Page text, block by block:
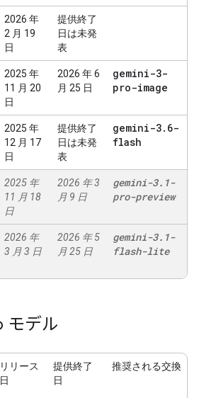
2026 年
2 月 19
日
提供終了
日は未発
表
2025 年
11 月 20
日
2026 年 6
月 25 日
gemini-3-
pro-image
2025 年
12 月 17
日
提供終了
日は未発
表
gemini-3. 6-
flash
2025 年
11 月 18
日
2026 年 3
月 9 日
gemini-3. 1-
pro-preview
2026 年
3 月 3 日
2026 年 5
月 25 日
gemini-3. 1-
flash-lite
モデル
リリース
日
提供終了
日
推奨される交換